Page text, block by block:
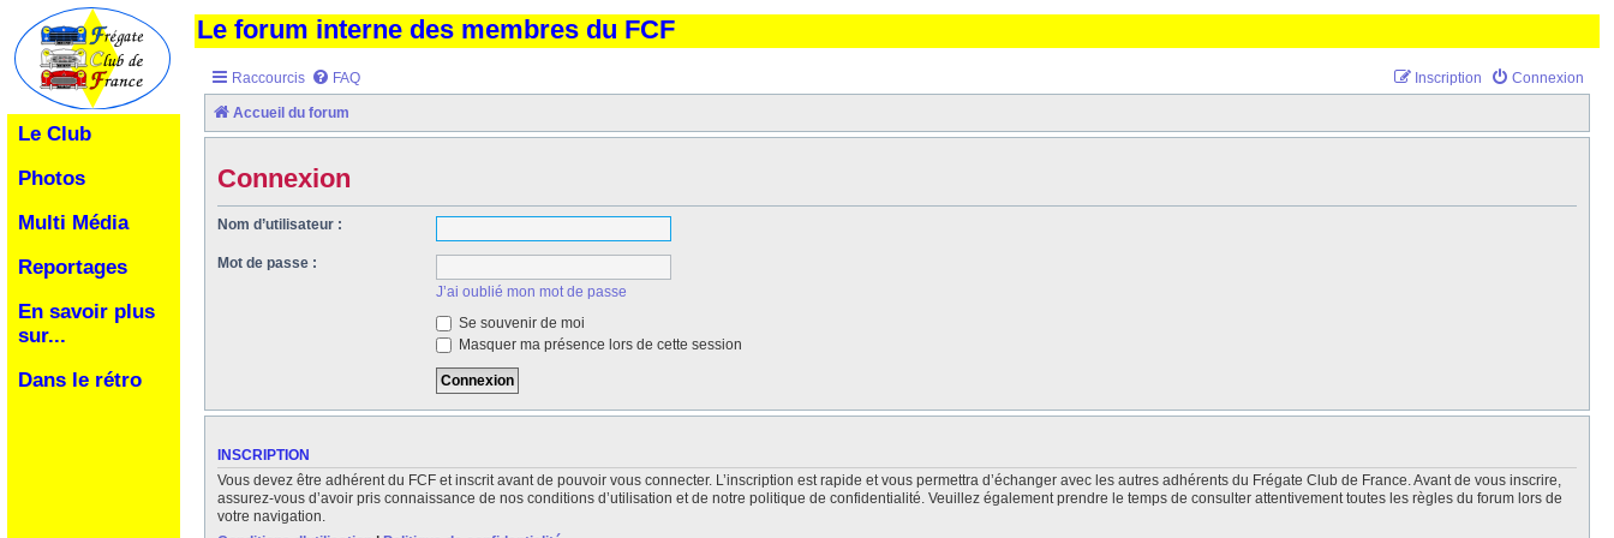
Le Club
Photos
Multi Média
Reportages
En savoir plus
sur...
Dans le rétro
Le forum interne des membres du FCF
Raccourcis FAQ Connexion
Inscription
Accueil du forum
Connexion
Nom d’utilisateur :
Mot de passe :
J’ai oublié mon mot de passe
Se souvenir de moi
Masquer ma présence lors de cette session
INSCRIPTION
Vous devez être adhérent du FCF et inscrit avant de pouvoir vous connecter. L’inscription est rapide et vous permettra d’échanger avec les autres adhérents du Frégate Club de France. Avant de vous inscrire,
assurez-vous d’avoir pris connaissance de nos conditions d’utilisation et de notre politique de confidentialité. Veuillez également prendre le temps de consulter attentivement toutes les règles du forum lors de
votre navigation.